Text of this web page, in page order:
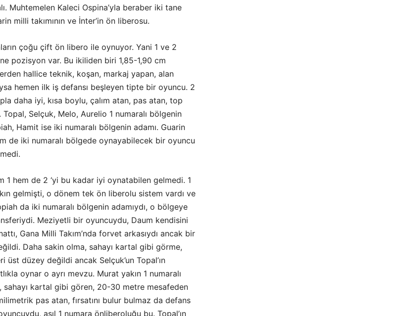
Muhtemelen Kaleci Ospina’yla beraber iki tane
milli takımının ve İnter’in ön liberosu.
çoğu çift ön libero ile oynuyor. Yani 1 ve 2
pozisyon var. Bu ikiliden biri 1,85-1,90 cm
hallice teknik, koşan, markaj yapan, alan
hemen ilk iş defansı beşleyen tipte bir oyuncu. 2
daha iyi, kısa boylu, çalım atan, pas atan, top
Selçuk, Melo, Aurelio 1 numaralı bölgenin
Hamit ise iki numaralı bölgenin adamı. Guarin
de iki numaralı bölgede oynayabilecek bir oyuncu
1 hem de 2 ‘yi bu kadar iyi oynatabilen gelmedi. 1
gelmişti, o dönem tek ön liberolu sistem vardı ve
da iki numaralı bölgenin adamıydı, o bölgeye
Meziyetli bir oyuncuydu, Daum kendisini
Gana Milli Takım’nda forvet arkasıydı ancak bir
Daha sakin olma, sahayı kartal gibi görme,
düzey değildi ancak Selçuk’un Topal’ın
oynar o ayrı mevzu. Murat yakın 1 numaralı
kartal gibi gören, 20-30 metre mesafeden
pas atan, fırsatını bulur bulmaz da defans
asıl 1 numara önliberoluğu bu. Topal’ın